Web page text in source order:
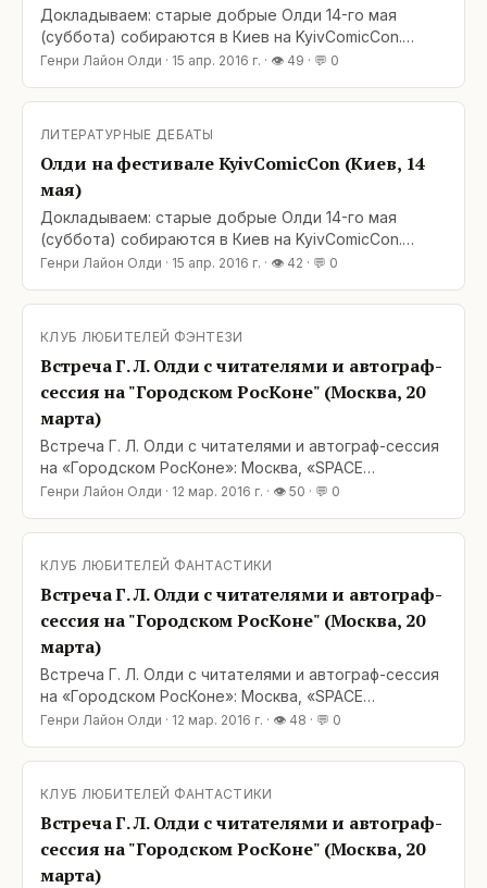
Докладываем: старые добрые Олди 14-го мая
(суббота) собираются в Киев на KyivComicCon.
Встреча с читателями намечается днем, по адресу:
позже, когда сами узнаем. А во второй половине
традицию — выпить пивка в хорошей компании. Ну,
это отдельная
Генри Лайон Олди · 15 апр. 2016 г. · 👁 49 · 💬 0
ЛИТЕРАТУРНЫЕ ДЕБАТЫ
Олди на фестивале KyivComicCon (Киев, 14
мая)
Докладываем: старые добрые Олди 14-го мая
(суббота) собираются в Киев на KyivComicCon.
Встреча с читателями намечается днем, по адресу:
позже, когда сами узнаем. А во второй половине
дня, до отхода поезда, надеемся укрепить
традицию — выпить пивка в хорошей компании. Ну,
это отдельная история. Сайт
Генри Лайон Олди · 15 апр. 2016 г. · 👁 42 · 💬 0
КЛУБ ЛЮБИТЕЛЕЙ ФЭНТЕЗИ
Встреча Г. Л. Олди с читателями и автограф-
сессия на "Городском РосКоне" (Москва, 20
марта)
Встреча Г. Л. Олди с читателями и автограф-сессия
на «Городском РосКоне»: Москва, «SPACE
MOSCOW» (Кутузовский проспект, дом 36,
Ближайшие станции метро — Кутузовская и Парк
Победы. Сайт «Городского РосКона»:
http://rosconvent.ru/&lt;/a
Генри Лайон Олди · 12 мар. 2016 г. · 👁 50 · 💬 0
КЛУБ ЛЮБИТЕЛЕЙ ФАНТАСТИКИ
Встреча Г. Л. Олди с читателями и автограф-
сессия на "Городском РосКоне" (Москва, 20
марта)
Встреча Г. Л. Олди с читателями и автограф-сессия
на «Городском РосКоне»: Москва, «SPACE
MOSCOW» (Кутузовский проспект, дом 36,
Ближайшие станции метро — Кутузовская и Парк
Победы. Сайт «Городского РосКона»:
Генри Лайон Олди · 12 мар. 2016 г. · 👁 48 · 💬 0
КЛУБ ЛЮБИТЕЛЕЙ ФАНТАСТИКИ
Встреча Г. Л. Олди с читателями и автограф-
сессия на "Городском РосКоне" (Москва, 20
марта)